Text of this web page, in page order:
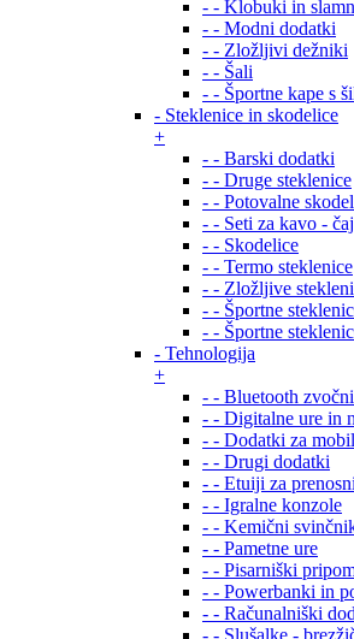
- - Klobuki in
- - Modni dodatki
- - Zložljivi dežniki
- - Šali
- - Športne kape s
- Steklenice in skodelice
+
- - Barski dodatki
- - Druge steklenice
- - Potovalne
- - Seti za kavo - čaj
- - Skodelice
- - Termo steklenice
- - Zložljive
- - Športne
- - Športne
- Tehnologija
+
- - Bluetooth
- - Digitalne ure in
- - Dodatki za
- - Drugi dodatki
- - Etuiji za
- - Igralne konzole
- - Kemični
- - Pametne ure
- - Pisarniški
- - Powerbanki in
- - Računalniški
- - Slušalke -